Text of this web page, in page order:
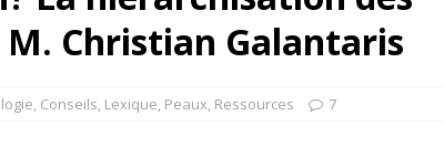
Christian Galantaris
, Conseils, Lexique, Peaux, Ressources 7